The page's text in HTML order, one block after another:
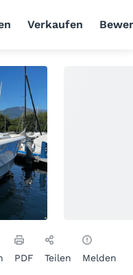
Verkaufen
PDF Teilen Melden